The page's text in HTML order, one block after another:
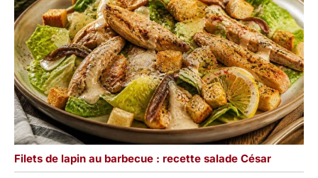
Filets de lapin au barbecue : recette salade César